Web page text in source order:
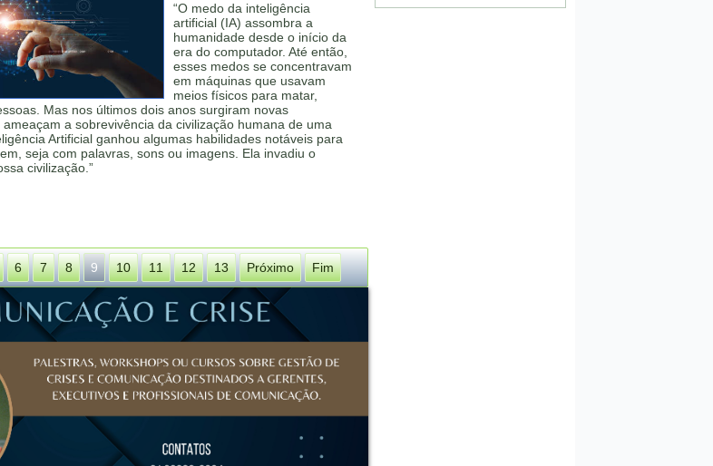
“O medo da inteligência
artificial (IA) assombra a
humanidade desde o início da
era do computador. Até então,
esses medos se concentravam
em máquinas que usavam
meios físicos para matar,
Mas nos últimos dois anos surgiram novas
a sobrevivência da civilização humana de uma
Artificial ganhou algumas habilidades notáveis para
seja com palavras, sons ou imagens. Ela invadiu o
civilização.”
6 7 8 9 10 11 12 13 Próximo Fim